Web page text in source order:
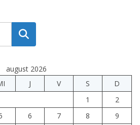
Caută
august 2026
J V S
D
1
2
6 7 8
9